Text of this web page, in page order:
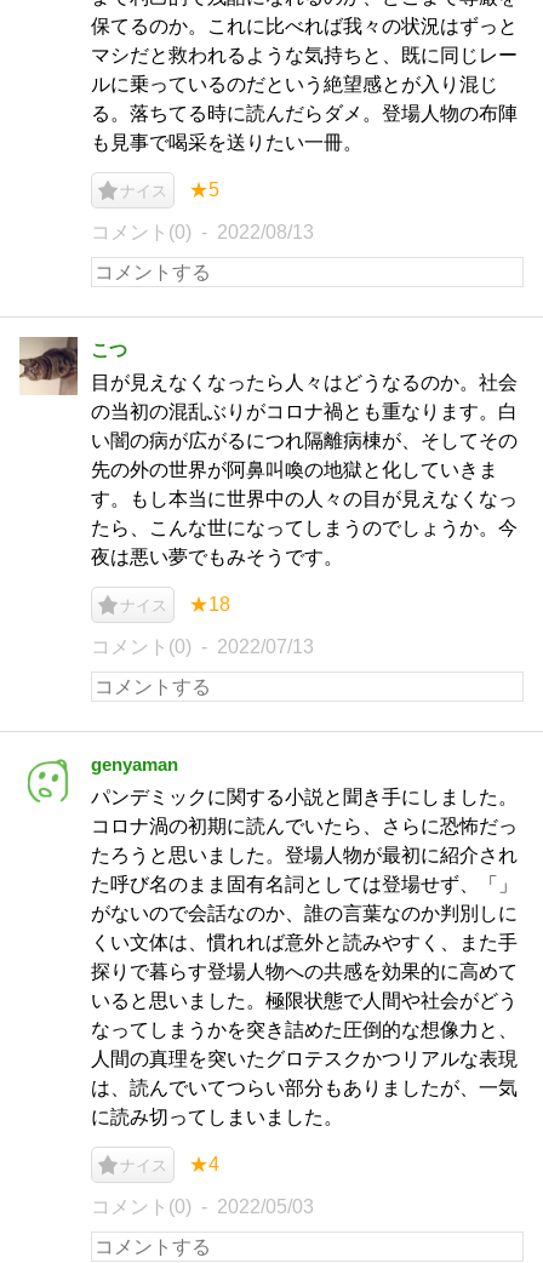
保てるのか。これに比べれば我々の状況はずっと
マシだと救われるような気持ちと、既に同じレー
ルに乗っているのだという絶望感とが入り混じ
る。落ちてる時に読んだらダメ。登場人物の布陣
も見事で喝采を送りたい一冊。
ナイス ★5
コメント(0) 2022/08/13
こつ
目が見えなくなったら人々はどうなるのか。社会
の当初の混乱ぶりがコロナ禍とも重なります。白
い闇の病が広がるにつれ隔離病棟が、そしてその
先の外の世界が阿鼻叫喚の地獄と化していきま
す。もし本当に世界中の人々の目が見えなくなっ
たら、こんな世になってしまうのでしょうか。今
夜は悪い夢でもみそうです。
ナイス ★18
コメント(0) 2022/07/13
genyaman
パンデミックに関する小説と聞き手にしました。
コロナ渦の初期に読んでいたら、さらに恐怖だっ
たろうと思いました。登場人物が最初に紹介され
た呼び名のまま固有名詞としては登場せず、「」
がないので会話なのか、誰の言葉なのか判別しに
くい文体は、慣れれば意外と読みやすく、また手
探りで暮らす登場人物への共感を効果的に高めて
いると思いました。極限状態で人間や社会がどう
なってしまうかを突き詰めた圧倒的な想像力と、
人間の真理を突いたグロテスクかつリアルな表現
は、読んでいてつらい部分もありましたが、一気
に読み切ってしまいました。
ナイス ★4
コメント(0) 2022/05/03